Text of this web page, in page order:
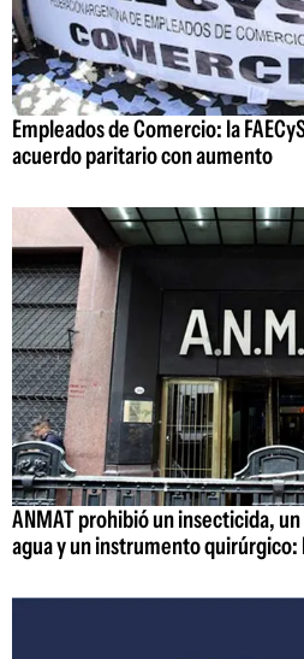
Empleados de Comercio: la
acuerdo paritario con aumento
ANMAT prohibió un insecticida,
agua y un instrumento quirúrgico: